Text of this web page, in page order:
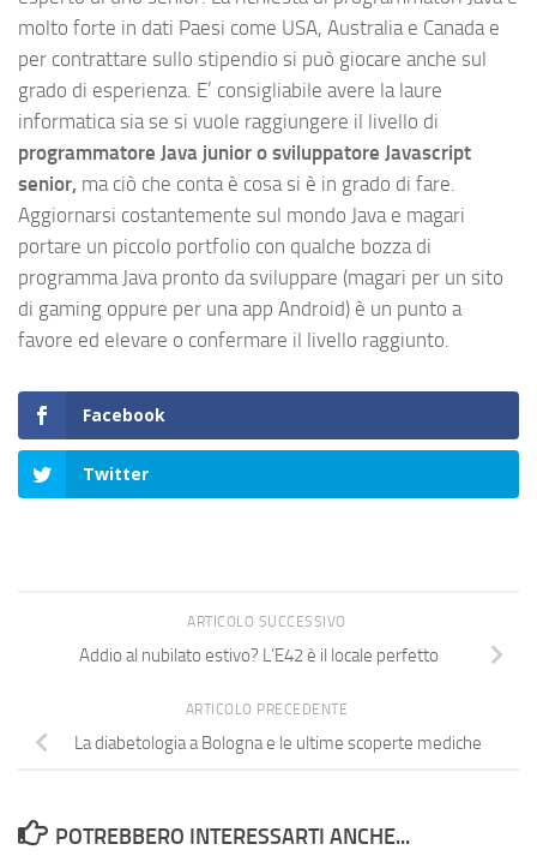
molto forte in dati Paesi come USA, Australia e Canada e
per contrattare sullo stipendio si può giocare anche sul
grado di esperienza. E’ consigliabile avere la laure
informatica sia se si vuole raggiungere il livello di
programmatore Java junior o sviluppatore Javascript
senior, ma ciò che conta è cosa si è in grado di fare.
Aggiornarsi costantemente sul mondo Java e magari
portare un piccolo portfolio con qualche bozza di
programma Java pronto da sviluppare (magari per un sito
di gaming oppure per una app Android) è un punto a
favore ed elevare o confermare il livello raggiunto.
Facebook
Twitter
ARTICOLO SUCCESSIVO
Addio al nubilato estivo? L’E42 è il locale perfetto
ARTICOLO PRECEDENTE
La diabetologia a Bologna e le ultime scoperte mediche
POTREBBERO INTERESSARTI ANCHE...